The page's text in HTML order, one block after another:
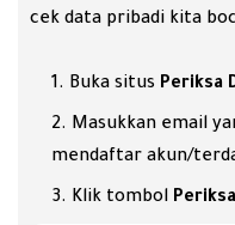
cek data pribadi kita
Buka situs Periksa
Masukkan email
mendaftar akun/
Klik tombol